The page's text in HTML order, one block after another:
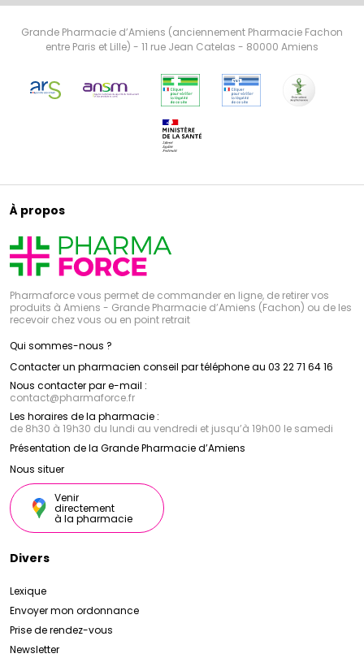
Grande Pharmacie d’Amiens (anciennement Pharmacie Fachon
entre Paris et Lille) - 11 rue Jean Catelas - 80000 Amiens
À propos
Pharmaforce vous permet de commander en ligne, de retirer vos
produits à Amiens - Grande Pharmacie d’Amiens (Fachon) ou de les
recevoir chez vous ou en point retrait
Qui sommes-nous ?
Contacter un pharmacien conseil par téléphone au 03 22 71 64 16
Nous contacter par e-mail :
contact@pharmaforce.fr
Les horaires de la pharmacie :
de 8h30 à 19h30 du lundi au vendredi et jusqu’à 19h00 le samedi
Présentation de la Grande Pharmacie d’Amiens
Nous situer
Venir
directement
à la pharmacie
Divers
Lexique
Envoyer mon ordonnance
Prise de rendez-vous
Newsletter